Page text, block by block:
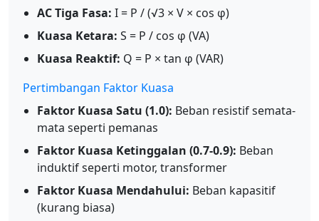
AC Tiga Fasa: I = P / (√3 × V × cos φ)
Kuasa Ketara: S = P / cos φ (VA)
Kuasa Reaktif: Q = P × tan φ (VAR)
Pertimbangan Faktor Kuasa
Faktor Kuasa Satu (1.0): Beban resistif semata-
mata seperti pemanas
Faktor Kuasa Ketinggalan (0.7-0.9): Beban
induktif seperti motor, transformer
Faktor Kuasa Mendahului: Beban kapasitif
(kurang biasa)